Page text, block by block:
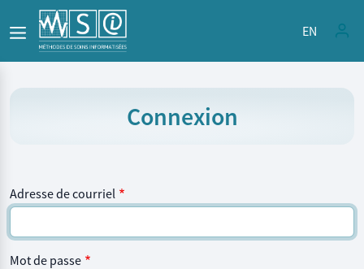
Aller au contenu principal
EN
Connexion
Adresse de courriel
Mot de passe